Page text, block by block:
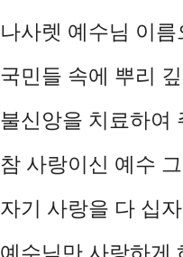
나사렛 예수님 이
국민들 속에 뿌리
불신앙을 치료하여
참 사랑이신 예수
자기 사랑을 다 십